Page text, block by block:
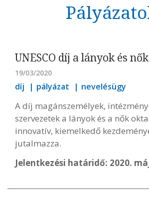
UNESCO díj a lányok és
19/03/2020
díj pályázat nevelésügy
A díj magánszemélyek,
szervezetek a lányok és a nők
innovatív, kiemelkedő
jutalmazza.
Jelentkezési határidő: 2020.